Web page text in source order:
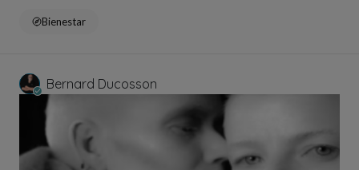
Bienestar
Bernard Ducosson